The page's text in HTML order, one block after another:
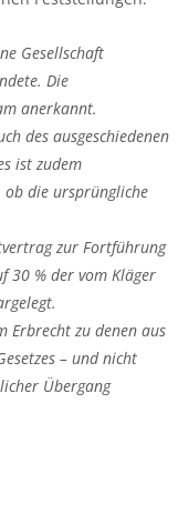
Gesellschaft
Die
anerkannt.
des ausgeschiedenen
ist zudem
ob die ursprüngliche
zur Fortführung
30 % der vom Kläger
Erbrecht zu denen aus
– und nicht
Übergang